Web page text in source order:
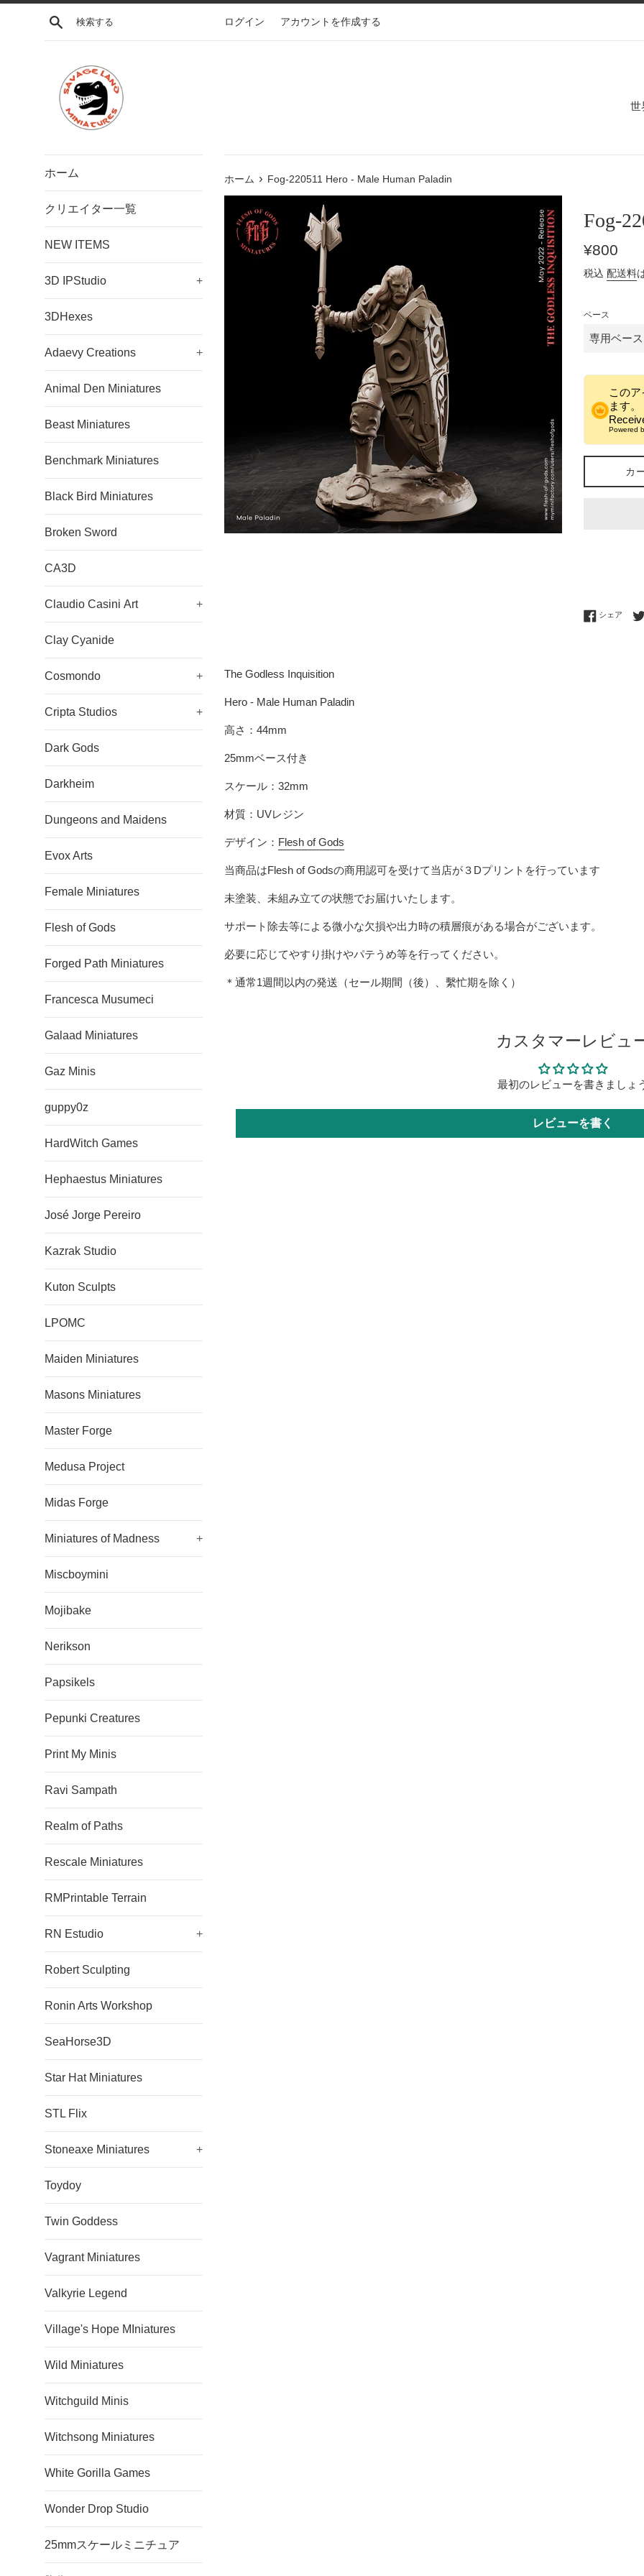
コ
検索する ログイン アカウントを作成する
世
ホーム
クリエイター一覧
NEW ITEMS
3D IPStudio +
3DHexes
Adaevy Creations +
Animal Den Miniatures
Beast Miniatures
Benchmark Miniatures
Black Bird Miniatures
Broken Sword
CA3D
Claudio Casini Art +
Clay Cyanide
Cosmondo +
Cripta Studios +
Dark Gods
Darkheim
Dungeons and Maidens
Evox Arts
Female Miniatures
Flesh of Gods
Forged Path Miniatures
Francesca Musumeci
Galaad Miniatures
Gaz Minis
guppy0z
HardWitch Games
Hephaestus Miniatures
José Jorge Pereiro
Kazrak Studio
Kuton Sculpts
LPOMC
Maiden Miniatures
Masons Miniatures
Master Forge
Medusa Project
Midas Forge
Miniatures of Madness +
Miscboymini
Mojibake
Nerikson
Papsikels
Pepunki Creatures
Print My Minis
Ravi Sampath
Realm of Paths
Rescale Miniatures
RMPrintable Terrain
RN Estudio +
Robert Sculpting
Ronin Arts Workshop
SeaHorse3D
Star Hat Miniatures
STL Flix
Stoneaxe Miniatures +
Toydoy
Twin Goddess
Vagrant Miniatures
Valkyrie Legend
Village's Hope MIniatures
Wild Miniatures
Witchguild Minis
Witchsong Miniatures
White Gorilla Games
Wonder Drop Studio
25mmスケールミニチュア
ホーム › Fog-220511 Hero - Male Human Paladin
Fog-
通
価
¥800
税込 配送料
ベース
この
ます。
Powered
カ
シェア
The Godless Inquisition
Hero - Male Human Paladin
高さ：44mm
25mmベース付き
スケール：32mm
材質：UVレジン
デザイン： Flesh of Gods
当商品はFlesh of Godsの商用認可を受けて当店が３Dプリントを行っています
未塗装、未組み立ての状態でお届けいたします。
サポート除去等による微小な欠損や出力時の積層痕がある場合がございます。
必要に応じてやすり掛けやパテうめ等を行ってください。
＊通常1週間以内の発送（セール期間（後）、繫忙期を除く）
カスタマーレビュ
最初のレビューを書きましょ
レビューを書く